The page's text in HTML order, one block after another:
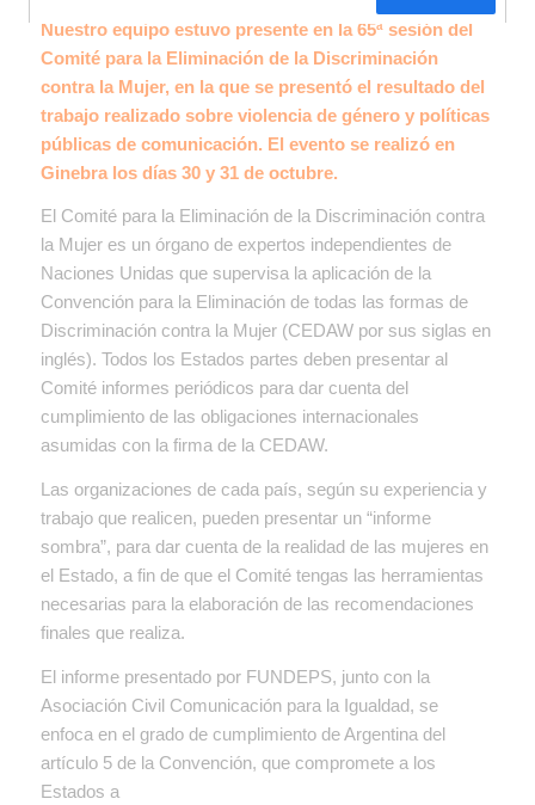
Nuestro equipo estuvo presente en la 65ª sesión del
Comité para la Eliminación de la Discriminación
contra la Mujer, en la que se presentó el resultado del
trabajo realizado sobre violencia de género y políticas
públicas de comunicación. El evento se realizó en
Ginebra los días 30 y 31 de octubre.
El Comité para la Eliminación de la Discriminación contra
la Mujer es un órgano de expertos independientes de
Naciones Unidas que supervisa la aplicación de la
Convención para la Eliminación de todas las formas de
Discriminación contra la Mujer (CEDAW por sus siglas en
inglés). Todos los Estados partes deben presentar al
Comité informes periódicos para dar cuenta del
cumplimiento de las obligaciones internacionales
asumidas con la firma de la CEDAW.
Las organizaciones de cada país, según su experiencia y
trabajo que realicen, pueden presentar un “informe
sombra”, para dar cuenta de la realidad de las mujeres en
el Estado, a fin de que el Comité tengas las herramientas
necesarias para la elaboración de las recomendaciones
finales que realiza.
El informe presentado por FUNDEPS, junto con la
Asociación Civil Comunicación para la Igualdad, se
enfoca en el grado de cumplimiento de Argentina del
artículo 5 de la Convención, que compromete a los
Estados a